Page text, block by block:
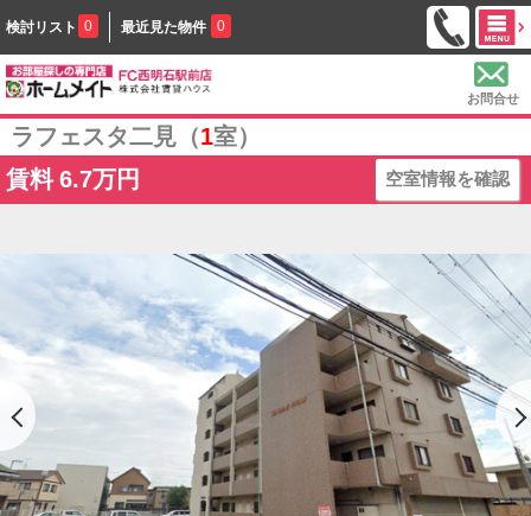
検討リスト 0 最近見た物件 0
お問合せ
ラフェスタ二見（1室）
賃料 6.7万円 空室情報を確認